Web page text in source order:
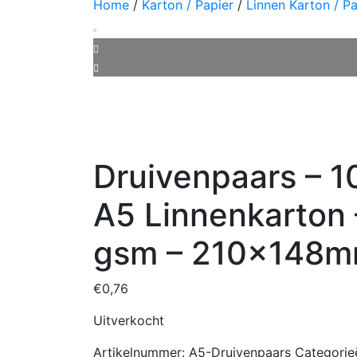
Home / Karton / Papier / Linnen Karton /
Druivenpaars –
A5 Linnenkarton
gsm –
€0,76
Uitverkocht
Artikelnummer: A5-Druivenpaars